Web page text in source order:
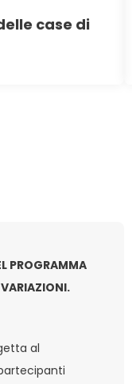
case di
PROGRAMMA
al